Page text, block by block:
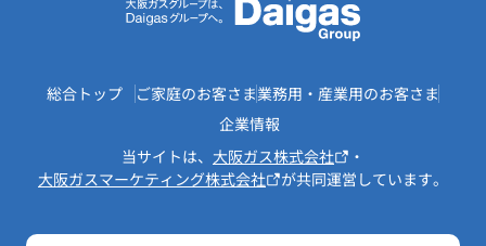
総合トップ ご家庭のお客さま業務用・産業用のお客さま
企業情報
当サイトは、 大阪ガス株式会社
・
大阪ガスマーケティング株式会社
が共同運営しています。